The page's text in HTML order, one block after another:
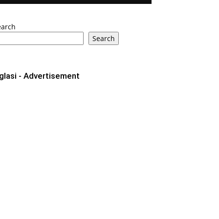
Search
- Advertisement